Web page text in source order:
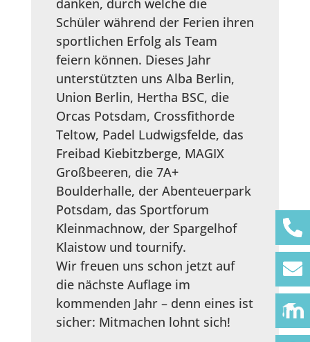
danken, durch welche die
Schüler während der Ferien ihren
sportlichen Erfolg als Team
feiern können. Dieses Jahr
unterstützten uns Alba Berlin,
Union Berlin, Hertha BSC, die
Orcas Potsdam, Crossfithorde
Teltow, Padel Ludwigsfelde, das
Freibad Kiebitzberge, MAGIX
Großbeeren, die 7A+
Boulderhalle, der Abenteuerpark
Potsdam, das Sportforum
Kleinmachnow, der Spargelhof
Klaistow und tournify.
Wir freuen uns schon jetzt auf
die nächste Auflage im
kommenden Jahr – denn eines ist
sicher: Mitmachen lohnt sich!